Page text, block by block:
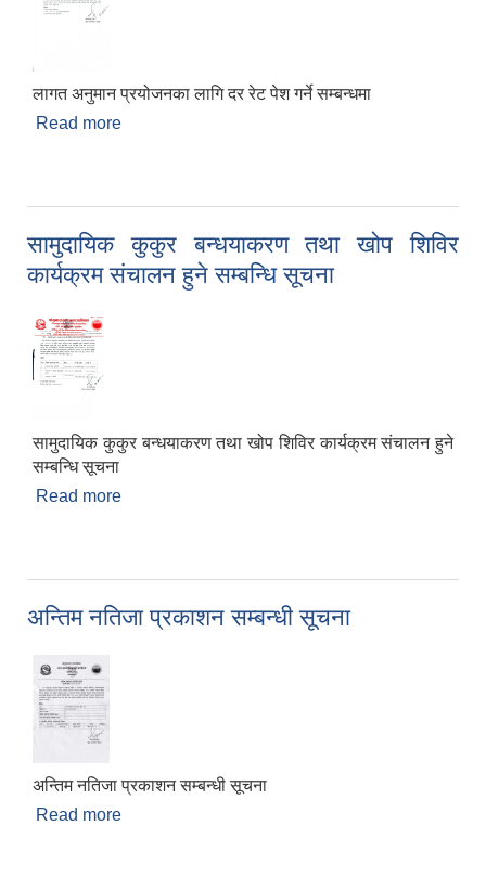
लागत अनुमान प्रयोजनका लागि दर रेट पेश गर्ने सम्बन्धमा
Read more
सामुदायिक कुकुर बन्धयाकरण तथा खोप शिविर
कार्यक्रम संचालन हुने सम्बन्धि सूचना
सामुदायिक कुकुर बन्धयाकरण तथा खोप शिविर कार्यक्रम संचालन हुने
सम्बन्धि सूचना
Read more
अन्तिम नतिजा प्रकाशन सम्बन्धी सूचना
अन्तिम नतिजा प्रकाशन सम्बन्धी सूचना
Read more